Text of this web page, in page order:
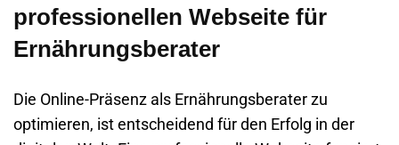
professionellen Webseite für
Ernährungsberater
Die Online-Präsenz als Ernährungsberater zu
optimieren, ist entscheidend für den Erfolg in der